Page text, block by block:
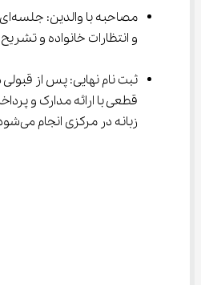
و انتظارات خانواده و
قطعی با ارائه مدارک و
زبانه در مرکزی انجام می‌شود